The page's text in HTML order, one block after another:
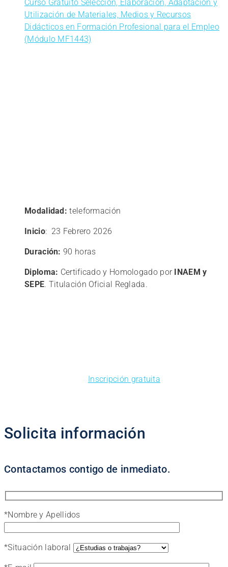
Curso Gratuito Selección, Elaboración, Adaptación y
Utilización de Materiales, Medios y Recursos
Didácticos en Formación Profesional para el Empleo
(Módulo MF1443)
Modalidad: teleformación
Inicio: 23 Febrero 2026
Duración: 90 horas
Diploma: Certificado y Homologado por INAEM y
SEPE. Titulación Oficial Reglada.
Inscripción gratuita
Solicita información
Contactamos contigo de inmediato.
*Nombre y Apellidos
*Situación laboral